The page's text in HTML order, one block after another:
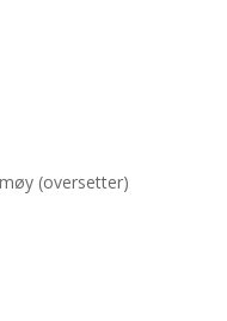
(oversetter)